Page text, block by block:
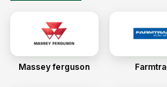
Euro 50 Plus Powerhouse (52HP)
कर सकते हैं और इसकी विशेषताओं के बारे
क्या यह ट्रैक्टर आपके लिए सही है या नहीं।
Milkipur **, Faizabad, Uttar
Powertrac Euro 50 Plus
Massey ferguson